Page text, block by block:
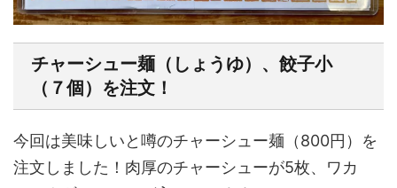
チャーシュー麺（しょうゆ）、餃子小
（７個）を注文！
今回は美味しいと噂のチャーシュー麺（800円）を
注文しました！肉厚のチャーシューが5枚、ワカ